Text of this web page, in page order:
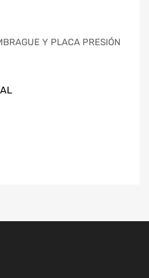
Y PLACA PRESIÓN